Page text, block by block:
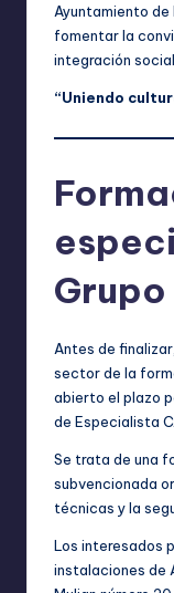
Ayuntamiento de
fomentar la
integración
“Uniendo
Grupo
Antes de
sector de la
abierto el plazo
de Especialista
Se trata de una
subvencionada
técnicas y la
Los interesados
instalaciones de